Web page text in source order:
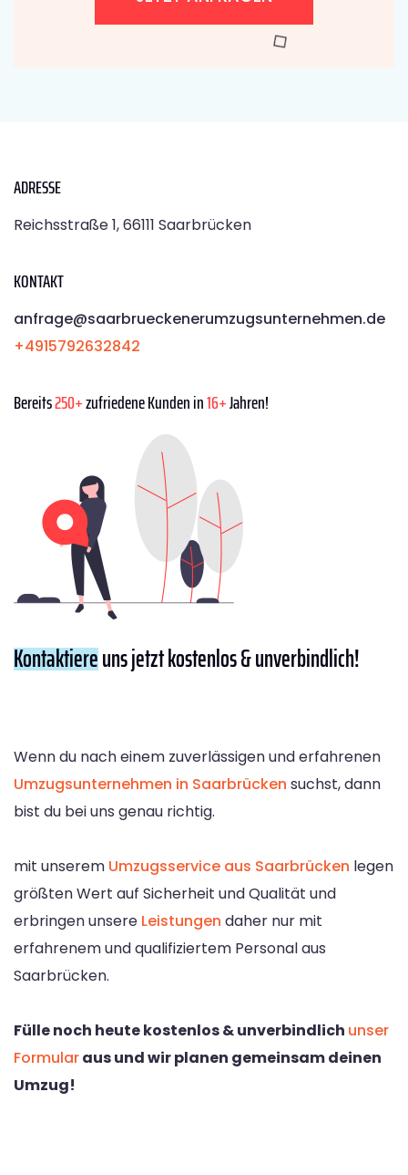
ADRESSE
Reichsstraße 1, 66111 Saarbrücken
KONTAKT
anfrage@saarbrueckenerumzugsunternehmen.de
+4915792632842
Bereits250+zufriedene Kunden in16+Jahren!
Kontaktiereuns jetzt kostenlos & unverbindlich!
Wenn du nach einem zuverlässigen und erfahrenen
Umzugsunternehmen in Saarbrücken suchst, dann
bist du bei uns genau richtig.
mit unserem Umzugsservice aus Saarbrücken legen
größten Wert auf Sicherheit und Qualität und
erbringen unsere Leistungen daher nur mit
erfahrenem und qualifiziertem Personal aus
Saarbrücken.
Fülle noch heute kostenlos & unverbindlich unser
Formularaus und wir planen gemeinsam deinen
Umzug!